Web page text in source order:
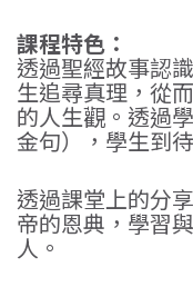
課程特色：
透過聖經故事認
生追尋真理，從
的人生觀。透過
金句），學生到
透過課堂上的分
帝的恩典，學習
人。